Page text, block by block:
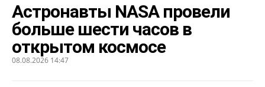
Астронавты NASA провели
больше шести часов в
открытом космосе
08.08.2026 14:47